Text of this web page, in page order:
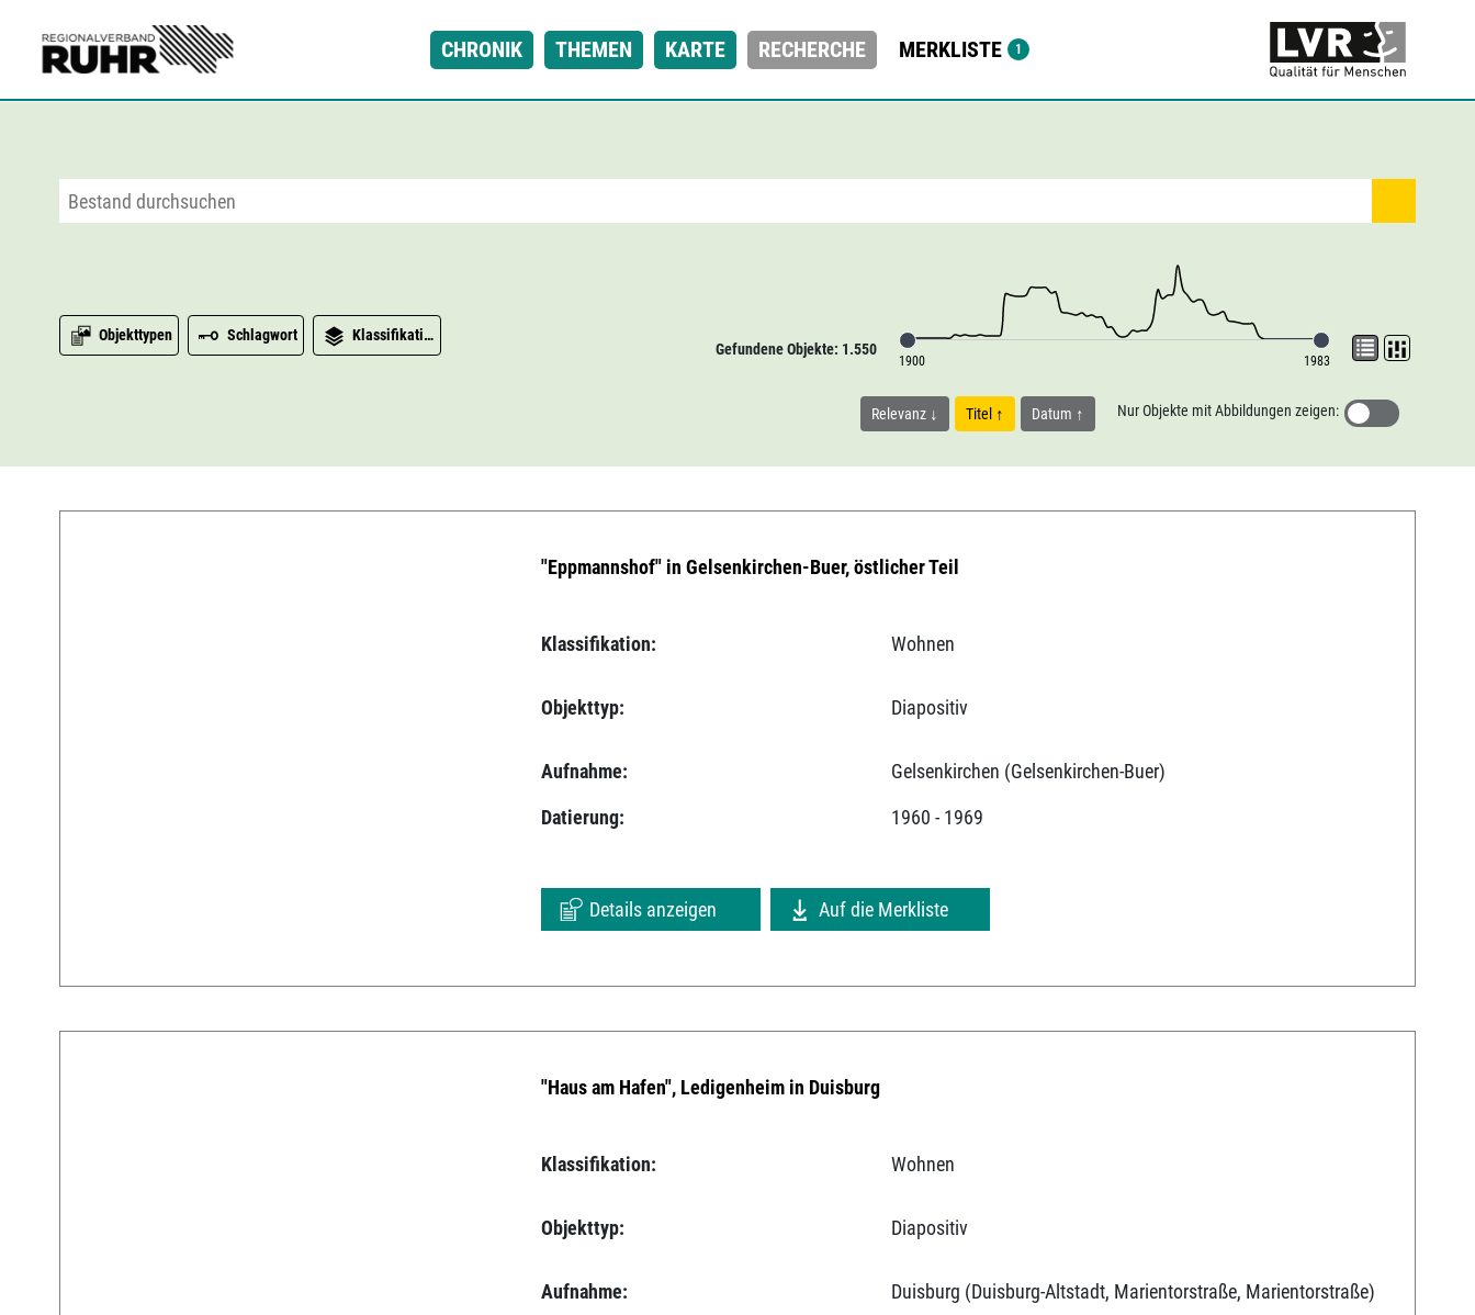
CHRONIK THEMEN KARTE RECHERCHE MERKLISTE
Objekttypen Schlagwort
Klassifikation
Gefundene Objekte: 1.550
1900 1983
Relevanz Titel Datum Nur Objekte mit Abbildungen zeigen:
"Eppmannshof" in Gelsenkirchen-Buer, östlicher Teil
Klassifikation: Wohnen
Objekttyp: Diapositiv
Aufnahme:
Gelsenkirchen (Gelsenkirchen-Buer)
Datierung:
1960 - 1969
Details anzeigen Auf die Merkliste
"Haus am Hafen", Ledigenheim in Duisburg
Klassifikation: Wohnen
Objekttyp: Diapositiv
Aufnahme:
Duisburg (Duisburg-Altstadt, Marientorstraße, Marientorstraße)